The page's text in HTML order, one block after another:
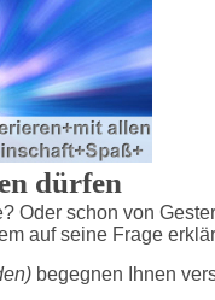
dürfen
Oder schon von
auf seine Frage
begegnen Ihnen